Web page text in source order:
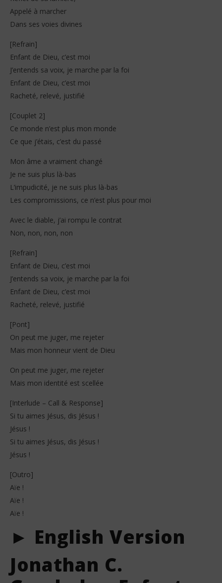
Appelé à marcher
Dans ses voies divines
[Refrain]
Enfant de Dieu, c’est moi
J’entends sa voix, je marche par la foi
Enfant de Dieu, c’est moi
Racheté, relevé, justifié
[Couplet 2]
Ce monde n’est plus mon monde
Ce que j’étais, c’est du passé
Mon âme a vraiment changé
Je ne suis plus là-bas
L’impudicité, je ne suis plus là-bas
Les compromissions, ce n’est plus pour moi
Avec le diable, j’ai rompu le contrat
Non, non, non, non
[Refrain]
Enfant de Dieu, c’est moi
J’entends sa voix, je marche par la foi
Enfant de Dieu, c’est moi
Racheté, relevé, justifié
[Pont]
On peut me juger, me rejeter
Mais mon honneur vient de Dieu
On peut me juger, me rejeter
Mais mon identité est scellée
[Interlude – Call & Response]
Si tu aimes Jésus, dis Jésus !
Jésus !
Si tu aimes Jésus, dis Jésus !
Jésus !
[Outro]
Aïe !
Aïe !
Aïe !
► English Version
Jonathan C.